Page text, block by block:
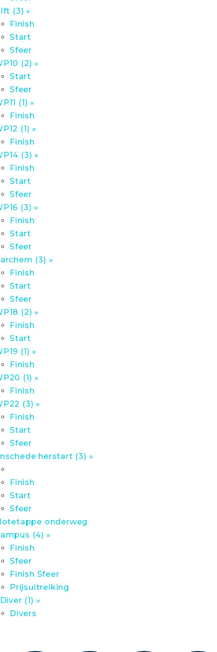
(3) »
Finish
Start
Sfeer
(2) »
Start
Sfeer
(1) »
Finish
(1) »
Finish
(3) »
Finish
Start
Sfeer
(3) »
Finish
Start
Sfeer
(3) »
Finish
Start
Sfeer
(2) »
Finish
Start
(1) »
Finish
(1) »
Finish
(3) »
Finish
Start
Sfeer
herstart (3) »
Finish
Start
Sfeer
onderweg
(4) »
Finish
Sfeer
Finish Sfeer
Prijsuitreiking
(1) »
Divers